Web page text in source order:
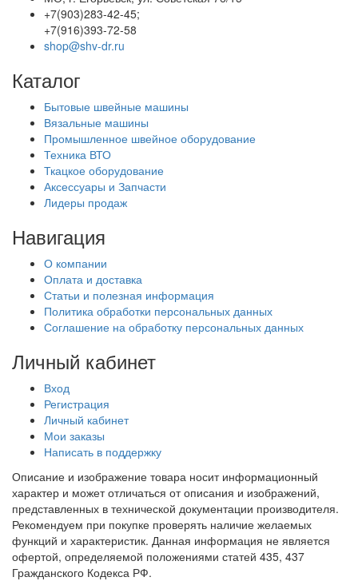
+7(903)283-42-45;
+7(916)393-72-58
shop@shv-dr.ru
Каталог
Бытовые швейные машины
Вязальные машины
Промышленное швейное оборудование
Техника ВТО
Ткацкое оборудование
Аксессуары и Запчасти
Лидеры продаж
Навигация
О компании
Оплата и доставка
Статьи и полезная информация
Политика обработки персональных данных
Соглашение на обработку персональных данных
Личный кабинет
Вход
Регистрация
Личный кабинет
Мои заказы
Написать в поддержку
Описание и изображение товара носит информационный
характер и может отличаться от описания и изображений,
представленных в технической документации производителя.
Рекомендуем при покупке проверять наличие желаемых
функций и характеристик. Данная информация не является
офертой, определяемой положениями статей 435, 437
Гражданского Кодекса РФ.